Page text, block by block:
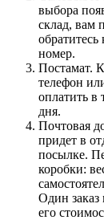
выбора
склад, вам
обратитесь
номер.
Постамат.
телефон
оплатить в
дня.
Почтовая
придет в
посылке.
коробки:
Один заказ
его